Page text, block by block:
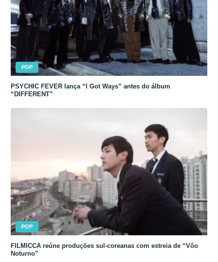
POP
PSYCHIC FEVER lança “I Got Ways” antes do álbum
“DIFFERENT”
POP
FILMICCA reúne produções sul-coreanas com estreia de “Vôo
Noturno”